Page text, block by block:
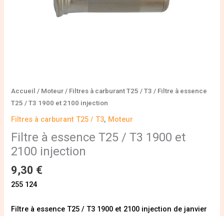
Accueil / Moteur / Filtres à carburant T25 / T3 / Filtre à essence
T25 / T3 1900 et 2100 injection
Filtres à carburant T25 / T3, Moteur
Filtre à essence T25 / T3 1900 et
2100 injection
9,30 €
255 124
Filtre à essence T25 / T3 1900 et 2100 injection de janvier